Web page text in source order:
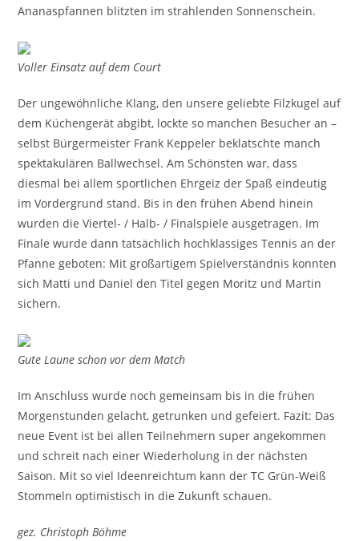
Ananaspfannen blitzten im strahlenden Sonnenschein.
Voller Einsatz auf dem Court
Der ungewöhnliche Klang, den unsere geliebte Filzkugel auf
dem Küchengerät abgibt, lockte so manchen Besucher an –
selbst Bürgermeister Frank Keppeler beklatschte manch
spektakulären Ballwechsel. Am Schönsten war, dass
diesmal bei allem sportlichen Ehrgeiz der Spaß eindeutig
im Vordergrund stand. Bis in den frühen Abend hinein
wurden die Viertel- / Halb- / Finalspiele ausgetragen. Im
Finale wurde dann tatsächlich hochklassiges Tennis an der
Pfanne geboten: Mit großartigem Spielverständnis konnten
sich Matti und Daniel den Titel gegen Moritz und Martin
sichern.
Gute Laune schon vor dem Match
Im Anschluss wurde noch gemeinsam bis in die frühen
Morgenstunden gelacht, getrunken und gefeiert. Fazit: Das
neue Event ist bei allen Teilnehmern super angekommen
und schreit nach einer Wiederholung in der nächsten
Saison. Mit so viel Ideenreichtum kann der TC Grün-Weiß
Stommeln optimistisch in die Zukunft schauen.
gez. Christoph Böhme